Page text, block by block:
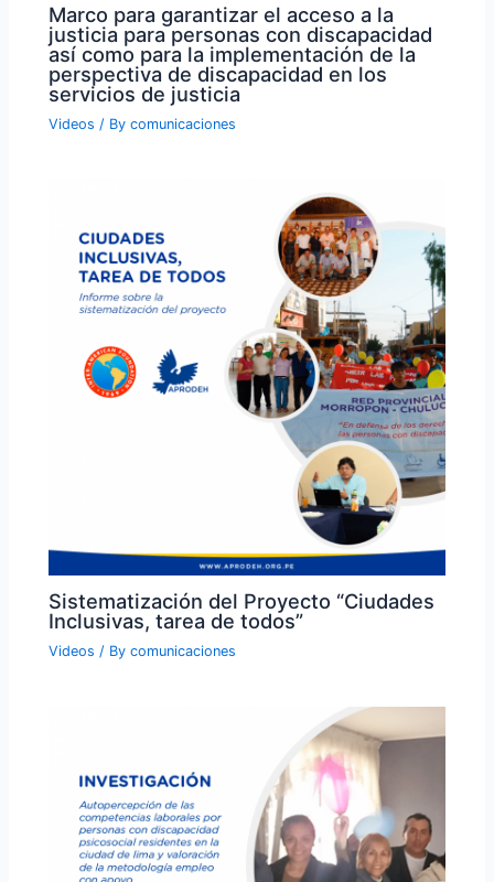
Marco para garantizar el acceso a la
justicia para personas con discapacidad
así como para la implementación de la
perspectiva de discapacidad en los
servicios de justicia
Videos / Bycomunicaciones
Sistematización del Proyecto “Ciudades
Inclusivas, tarea de todos”
Videos / Bycomunicaciones